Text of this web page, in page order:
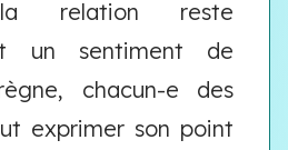
la relation reste
un sentiment de
chacun-e des
exprimer son point